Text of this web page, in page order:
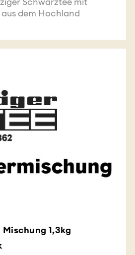
dem Hochland
1,3kg